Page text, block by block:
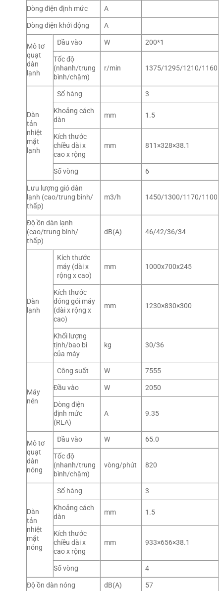
Dòng điện định mức
A
Dòng điện khởi động
A
Mô tơ
quạt
dàn
lạnh
Đầu vào W
200*1
Tốc độ
(nhanh/trung
bình/chậm)
r/min 1375/1295/1210/1160
Dàn
tản
nhiệt
mặt
lạnh
Số hàng
3
Khoảng cách
dàn
mm 1.5
Kích thước
chiều dài x
cao x rộng
mm 811×328×38.1
Số vòng
6
Lưu lượng gió dàn
lạnh (cao/trung bình/
thấp)
m3/h 1450/1300/1170/1100
Độ ồn dàn lạnh
(cao/trung bình/
thấp)
dB(A) 46/42/36/34
Dàn
lạnh
Kích thước
máy (dài x
rộng x cao)
mm 1000x700x245
Kích thước
đóng gói máy
(dài x rộng x
cao)
mm 1230×830×300
Khối lượng
tịnh/bao bì
của máy
kg 30/36
Máy
nén
Công suất W
7555
Đầu vào
W
2050
Dòng điện
định mức
(RLA)
A 9.35
Mô tơ
quạt
dàn
nóng
Đầu vào W
65.0
Tốc độ
(nhanh/trung
bình/chậm)
vòng/phút 820
Dàn
tản
nhiệt
mặt
nóng
Số hàng
3
Khoảng cách
dàn
mm 1.5
Kích thước
chiều dài x
cao x rộng
mm 933×656×38.1
Số vòng
4
Độ ồn dàn nóng
dB(A) 57